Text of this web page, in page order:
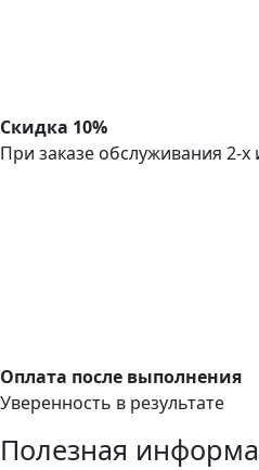
Скидка 10%
При заказе обслуживания 2-х
Оплата после выполнения
Уверенность в результате
Полезная